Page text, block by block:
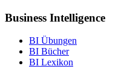
Business Intelligence
BI Übungen
BI Bücher
BI Lexikon